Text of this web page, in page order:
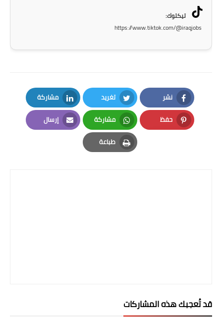
تيكتوك:
https://www.tiktok.com/@iraqjobs
نشر
Facebook
تغريد
Twitter
مشاركة
LinkedIn
حفظ
Pinterest
مشاركة
Whatsapp
إرسال
Email
طباعة
Print
قد تُعجبك هذه المشاركات